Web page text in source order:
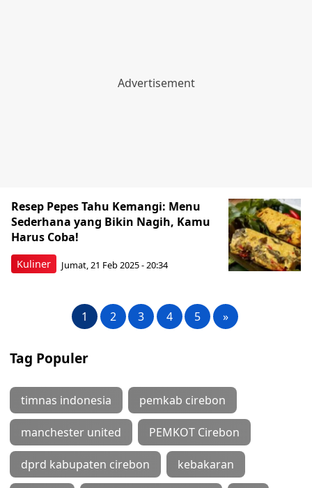
Kuliner
Resep Pepes Tahu Kemangi: Menu
Sederhana yang Bikin Nagih, Kamu
Harus Coba!
Jumat, 21 Feb 2025 - 20:34
1 2 3 4 5 »
Tag Populer
timnas indonesia pemkab cirebon
manchester united PEMKOT Cirebon
dprd kabupaten cirebon kebakaran